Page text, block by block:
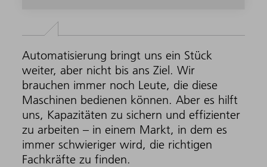
Automatisierung bringt uns ein Stück
weiter, aber nicht bis ans Ziel. Wir
brauchen immer noch Leute, die diese
Maschinen bedienen können. Aber es hilft
uns, Kapazitäten zu sichern und effizienter
zu arbeiten – in einem Markt, in dem es
immer schwieriger wird, die richtigen
Fachkräfte zu finden.